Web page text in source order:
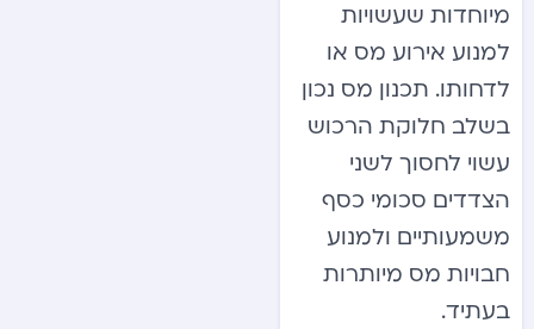
מיוחדות שעשויות
למנוע אירוע מס או
לדחותו. תכנון מס נכון
בשלב חלוקת הרכוש
עשוי לחסוך לשני
הצדדים סכומי כסף
משמעותיים ולמנוע
חבויות מס מיותרות
בעתיד.